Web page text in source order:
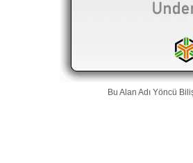
Bu Alan Adı Yöncü